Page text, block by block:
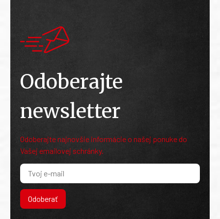
Odoberajte
newsletter
Odoberajte najnovšie informácie o našej ponuke do
Vašej emailovej schránky.
Odoberať